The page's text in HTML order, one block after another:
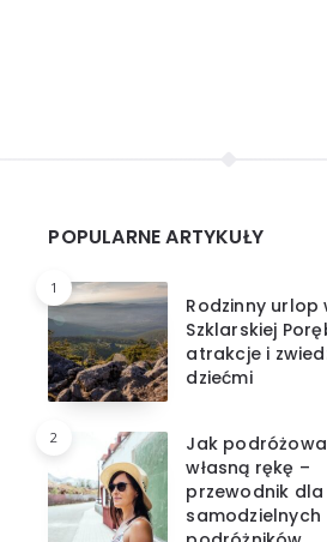
POPULARNE ARTYKUŁY
1
Rodzinny urlop
Szklarskiej
atrakcje i
dziećmi
2
Jak
własną rękę –
przewodnik dla
samodzielnych